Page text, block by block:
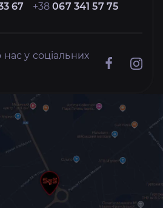
67 +38067 341 57 75
у соціальних